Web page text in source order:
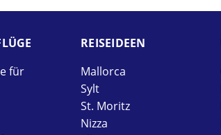
für
REISE­IDEEN
Mallorca
Sylt
St. Moritz
Nizza